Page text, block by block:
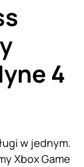
4
w jednym.
Xbox Game